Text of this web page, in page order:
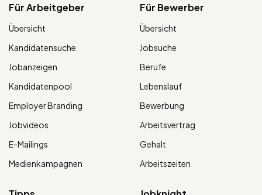
Für Arbeitgeber
Übersicht
Kandidatensuche
Jobanzeigen
Kandidatenpool
Employer Branding
Jobvideos
E-Mailings
Medienkampagnen
Für Bewerber
Übersicht
Jobsuche
Berufe
Lebenslauf
Bewerbung
Arbeitsvertrag
Gehalt
Arbeitszeiten